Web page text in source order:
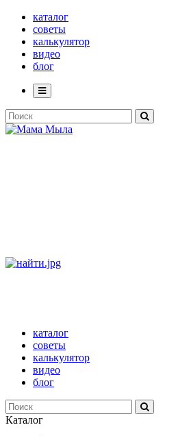
каталог
советы
калькулятор
видео
блог
каталог
советы
калькулятор
видео
блог
Каталог